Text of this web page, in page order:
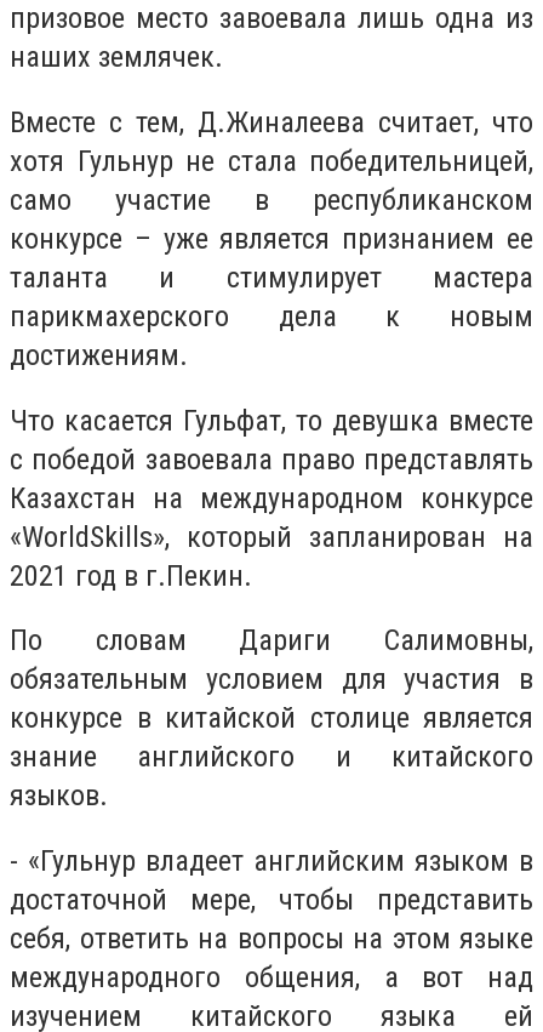
призовое место завоевала лишь одна из
наших землячек.
Вместе с тем, Д.Жиналеева считает, что
хотя Гульнур не стала победительницей,
само участие в республиканском
конкурсе – уже является признанием ее
таланта и стимулирует мастера
парикмахерского дела к новым
достижениям.
Что касается Гульфат, то девушка вместе
с победой завоевала право представлять
Казахстан на международном конкурсе
«WorldSkills», который запланирован на
2021 год в г.Пекин.
По словам Дариги Салимовны,
обязательным условием для участия в
конкурсе в китайской столице является
знание английского и китайского
языков.
- «Гульнур владеет английским языком в
достаточной мере, чтобы представить
себя, ответить на вопросы на этом языке
международного общения, а вот над
изучением китайского языка ей